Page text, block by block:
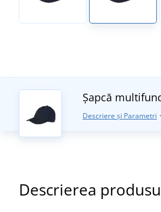
Șapcă
Descriere și Parametri
Descrierea